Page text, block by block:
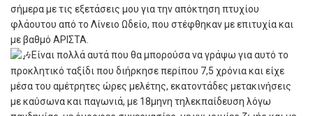
σήμερα με τις εξετάσεις μου για την απόκτηση πτυχίου
φλάουτου από το Λίνειο Ωδείο, που στέφθηκαν με επιτυχία και
με βαθμό ΑΡΙΣΤΑ.
Είναι πολλά αυτά που θα μπορούσα να γράψω για αυτό το
προκλητικό ταξίδι που διήρκησε περίπου 7,5 χρόνια και είχε
μέσα του αμέτρητες ώρες μελέτης, εκατοντάδες μετακινήσεις
με καύσωνα και παγωνιά, με 18μηνη τηλεκπαίδευση λόγω